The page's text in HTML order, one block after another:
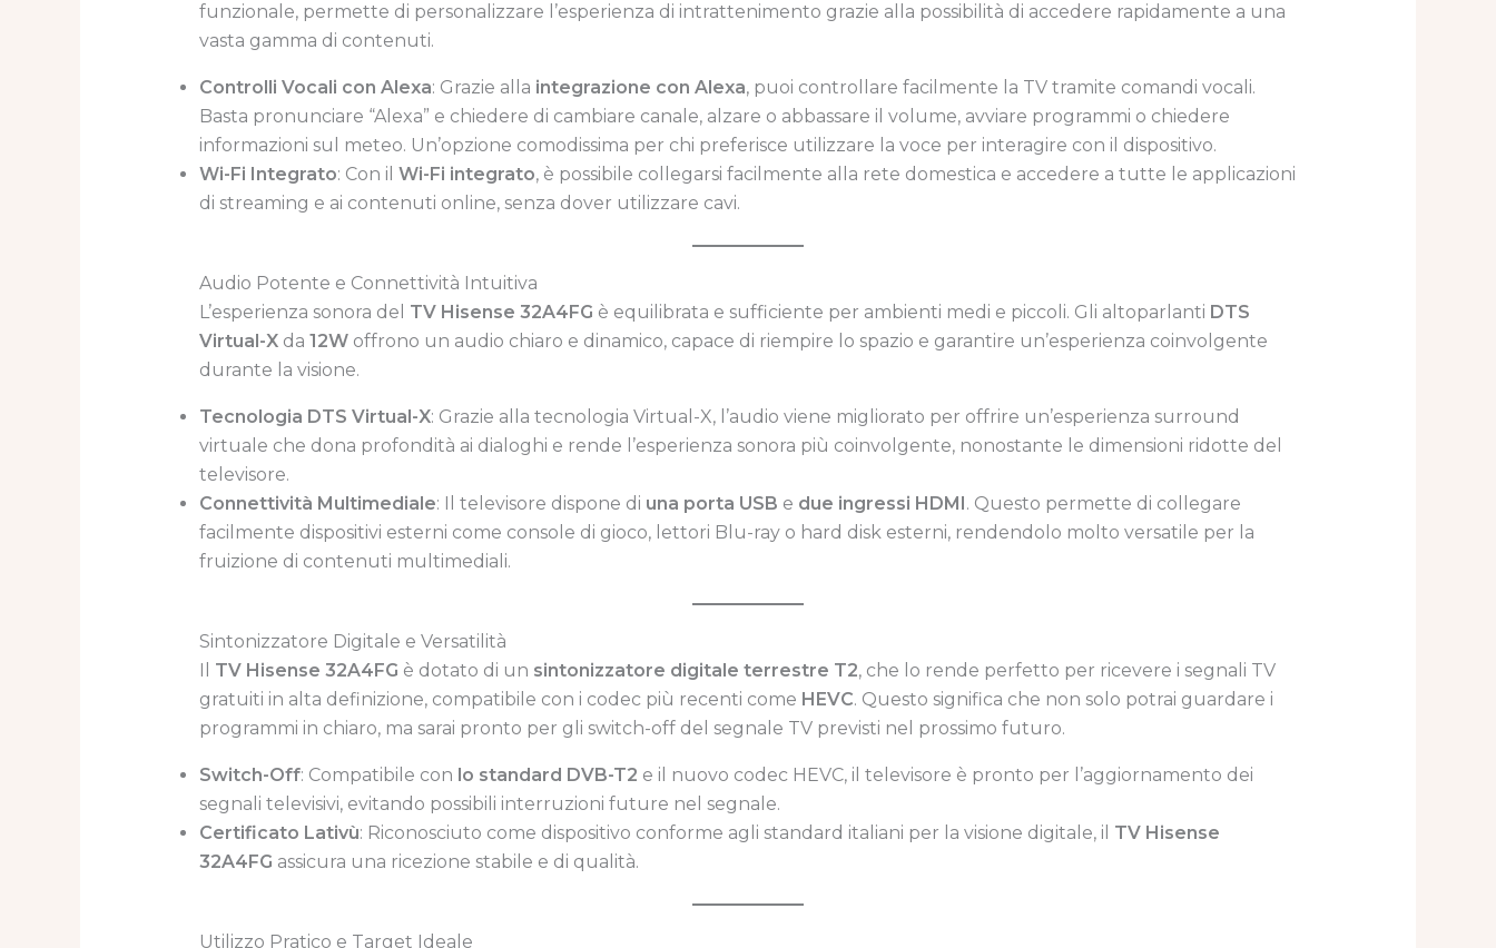
funzionale, permette di personalizzare l’esperienza di intrattenimento grazie alla possibilità di accedere rapidamente a una
vasta gamma di contenuti.
Controlli Vocali con Alexa: Grazie alla integrazione con Alexa, puoi controllare facilmente la TV tramite comandi vocali.
Basta pronunciare “Alexa” e chiedere di cambiare canale, alzare o abbassare il volume, avviare programmi o chiedere
informazioni sul meteo. Un’opzione comodissima per chi preferisce utilizzare la voce per interagire con il dispositivo.
Wi-Fi Integrato: Con il Wi-Fi integrato, è possibile collegarsi facilmente alla rete domestica e accedere a tutte le applicazioni
di streaming e ai contenuti online, senza dover utilizzare cavi.
Audio Potente e Connettività Intuitiva
L’esperienza sonora del TV Hisense 32A4FG è equilibrata e sufficiente per ambienti medi e piccoli. Gli altoparlanti DTS
Virtual-Xda 12Woffrono un audio chiaro e dinamico, capace di riempire lo spazio e garantire un’esperienza coinvolgente
durante la visione.
Tecnologia DTS Virtual-X: Grazie alla tecnologia Virtual-X, l’audio viene migliorato per offrire un’esperienza surround
virtuale che dona profondità ai dialoghi e rende l’esperienza sonora più coinvolgente, nonostante le dimensioni ridotte del
televisore.
Connettività Multimediale: Il televisore dispone di una porta USB e due ingressi HDMI . Questo permette di collegare
facilmente dispositivi esterni come console di gioco, lettori Blu-ray o hard disk esterni, rendendolo molto versatile per la
fruizione di contenuti multimediali.
Sintonizzatore Digitale e Versatilità
TV Hisense 32A4FG è dotato di un sintonizzatore digitale terrestre T2, che lo rende perfetto per ricevere i segnali TV
gratuiti in alta definizione, compatibile con i codec più recenti come HEVC. Questo significa che non solo potrai guardare i
programmi in chiaro, ma sarai pronto per gli switch-off del segnale TV previsti nel prossimo futuro.
Switch-Off: Compatibile con lo standard DVB-T2 e il nuovo codec HEVC, il televisore è pronto per l’aggiornamento dei
segnali televisivi, evitando possibili interruzioni future nel segnale.
Certificato Lativù: Riconosciuto come dispositivo conforme agli standard italiani per la visione digitale, il TV Hisense
32A4FG assicura una ricezione stabile e di qualità.
Utilizzo Pratico e Target Ideale